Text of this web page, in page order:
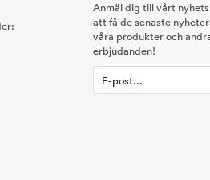
Anmäl dig till vårt
att få de senaste
våra produkter och
erbjudanden!